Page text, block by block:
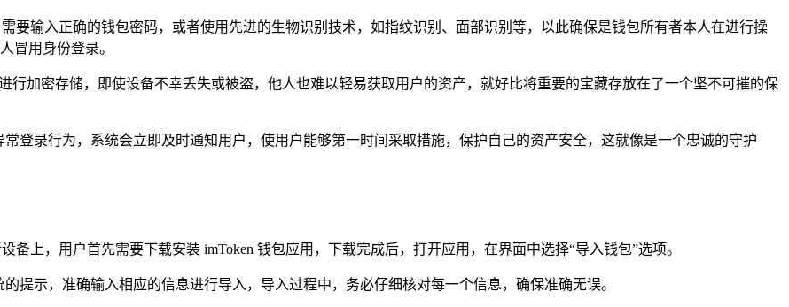
要输入正确的钱包密码，或者使用先进的生物识别技术，如指纹识别、面部识别等，以此确保是钱包所有者本人在进行操
冒用身份登录。
行加密存储，即使设备不幸丢失或被盗，他人也难以轻易获取用户的资产，就好比将重要的宝藏存放在了一个坚不可摧的保
登录行为，系统会立即及时通知用户，使用户能够第一时间采取措施，保护自己的资产安全，这就像是一个忠诚的守护
备上，用户首先需要下载安装 imToken 钱包应用，下载完成后，打开应用，在界面中选择“导入钱包”选项。
提示，准确输入相应的信息进行导入，导入过程中，务必仔细核对每一个信息，确保准确无误。